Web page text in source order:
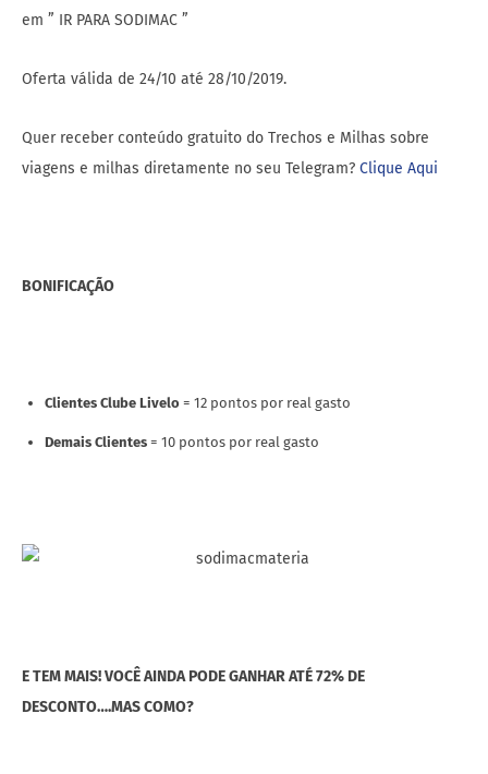
em ” IR PARA SODIMAC ”
Oferta válida de 24/10 até 28/10/2019.
Quer receber conteúdo gratuito do Trechos e Milhas sobre
viagens e milhas diretamente no seu Telegram? Clique Aqui
BONIFICAÇÃO
Clientes Clube Livelo = 12 pontos por real gasto
Demais Clientes = 10 pontos por real gasto
E TEM MAIS! VOCÊ AINDA PODE GANHAR ATÉ 72% DE
DESCONTO….MAS COMO?